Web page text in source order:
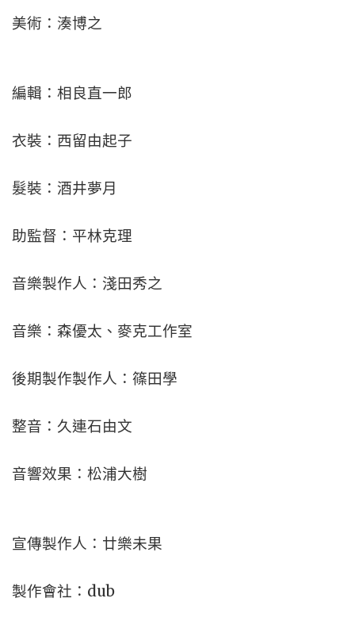
美術：湊博之
編輯：相良直一郎
衣裝：西留由起子
髮裝：酒井夢月
助監督：平林克理
音樂製作人：淺田秀之
音樂：森優太、麥克工作室
後期製作製作人：篠田學
整音：久連石由文
音響效果：松浦大樹
宣傳製作人：廿樂未果
製作會社：dub